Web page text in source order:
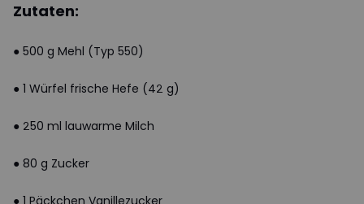
Zutaten:
● 500 g Mehl (Typ 550)
● 1 Würfel frische Hefe (42 g)
● 250 ml lauwarme Milch
● 80 g Zucker